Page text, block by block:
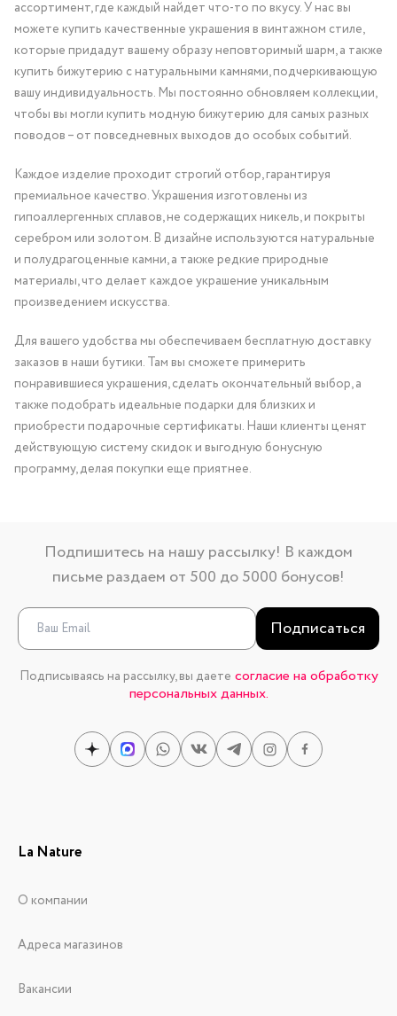
ассортимент, где каждый найдет что-то по вкусу. У нас вы
можете купить качественные украшения в винтажном стиле,
которые придадут вашему образу неповторимый шарм, а также
купить бижутерию с натуральными камнями, подчеркивающую
вашу индивидуальность. Мы постоянно обновляем коллекции,
чтобы вы могли купить модную бижутерию для самых разных
поводов – от повседневных выходов до особых событий.
Каждое изделие проходит строгий отбор, гарантируя
премиальное качество. Украшения изготовлены из
гипоаллергенных сплавов, не содержащих никель, и покрыты
серебром или золотом. В дизайне используются натуральные
и полудрагоценные камни, а также редкие природные
материалы, что делает каждое украшение уникальным
произведением искусства.
Для вашего удобства мы обеспечиваем бесплатную доставку
заказов в наши бутики. Там вы сможете примерить
понравившиеся украшения, сделать окончательный выбор, а
также подобрать идеальные подарки для близких и
приобрести подарочные сертификаты. Наши клиенты ценят
действующую систему скидок и выгодную бонусную
программу, делая покупки еще приятнее.
Подпишитесь на нашу рассылку! В каждом
письме раздаем от 500 до 5000 бонусов!
Подписаться
Подписываясь на рассылку, вы даете согласие на обработку
персональных данных.
La Nature
О компании
Адреса магазинов
Вакансии